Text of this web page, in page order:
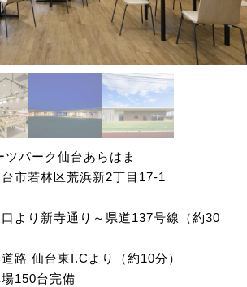
ツパーク仙台あらはま
市若林区荒浜新2丁目17-1
より新寺通り～県道137号線（約30
路 仙台東I.Cより（約10分）
150台完備